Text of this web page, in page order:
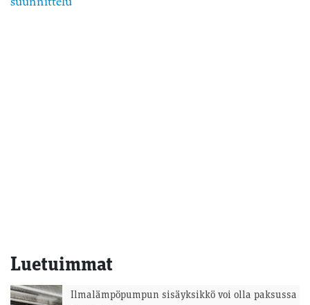
Luetuimmat
Ilmalämpöpumpun sisäyksikkö voi olla paksussa